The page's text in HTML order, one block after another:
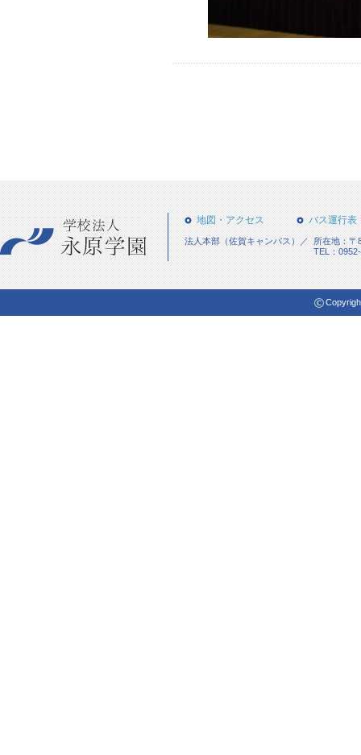
地図・アクセス バス運行表
法人本部（佐賀キャンパス）／ 所在地：〒
TEL：